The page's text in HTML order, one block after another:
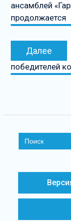
ансамблей
продолжается
Далее
победителей
Search
for: